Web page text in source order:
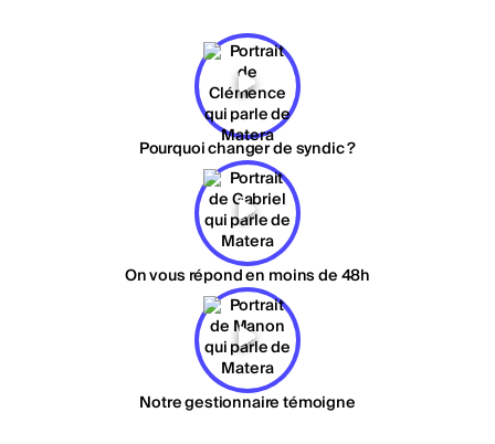
Pourquoi changer de syndic ?
On vous répond en moins de 48h
Notre gestionnaire témoigne